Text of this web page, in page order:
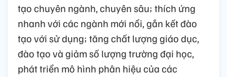
tạo chuyên ngành, chuyên sâu; thích ứng
nhanh với các ngành mới nổi, gắn kết đào
tạo với sử dụng; tăng chất lượng giáo dục,
đào tạo và giảm số lượng trường đại học,
phát triển mô hình phân hiệu của các